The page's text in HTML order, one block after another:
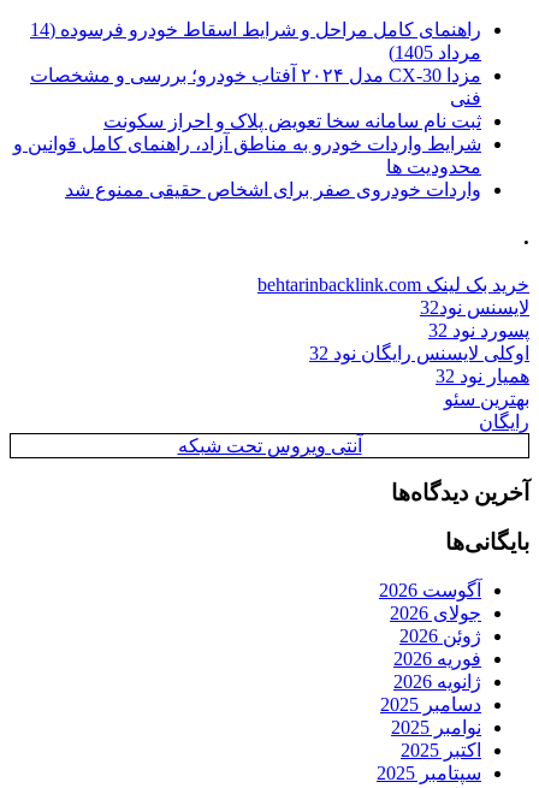
راهنمای کامل مراحل و شرایط اسقاط خودرو فرسوده (14
مرداد 1405)
مزدا CX-30 مدل ۲۰۲۴ آفتاب خودرو؛ بررسی و مشخصات
فنی
ثبت نام سامانه سخا تعویض پلاک و احراز سکونت
شرایط واردات خودرو به مناطق آزاد، راهنمای کامل قوانین و
محدودیت ها
واردات خودروی صفر برای اشخاص حقیقی ممنوع شد
.
خرید بک لینک behtarinbacklink.com
لایسنس نود32
پسورد نود 32
اوکلی لایسنس رایگان نود 32
همیار نود 32
بهترین سئو
رایگان
آنتی ویروس تحت شبکه
آخرین دیدگاه‌ها
بایگانی‌ها
آگوست 2026
جولای 2026
ژوئن 2026
فوریه 2026
ژانویه 2026
دسامبر 2025
نوامبر 2025
اکتبر 2025
سپتامبر 2025